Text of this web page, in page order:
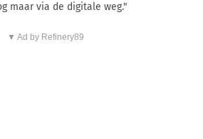
maar via de digitale weg."
▼ Ad by Refinery89